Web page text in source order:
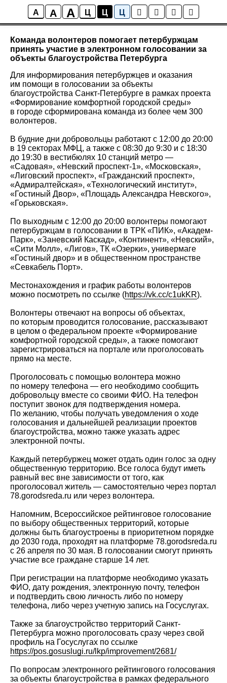
A A A Ц Ц Ц
Новости
Команда волонтеров помогает петербуржцам
принять участие в электронном голосовании за
объекты благоустройства Петербурга
Для информирования петербуржцев и оказания
им помощи в голосовании за объекты
благоустройства Санкт-Петербурге в рамках проекта
«Формирование комфортной городской среды»
в городе сформирована команда из более чем 300
волонтеров.
В будние дни добровольцы работают с 12:00 до 20:00
в 19 секторах МФЦ, а также с 08:30 до 9:30 и с 18:30
до 19:30 в вестибюлях 10 станций метро —
«Садовая», «Невский проспект-1», «Московская»,
«Лиговский проспект», «Гражданский проспект»,
«Адмиралтейская», «Технологический институт»,
«Гостиный Двор», «Площадь Александра Невского»,
«Горьковская».
По выходным с 12:00 до 20:00 волонтеры помогают
петербуржцам в голосовании в ТРК «ПИК», «Академ-
Парк», «Заневский Каскад», «Континент», «Невский»,
«Сити Молл», «Лигов», ТК «Озерки», универмаге
«Гостиный двор» и в общественном пространстве
«Севкабель Порт».
Местонахождения и график работы волонтеров
можно посмотреть по ссылке (https://vk.cc/c1ukKR).
Волонтеры отвечают на вопросы об объектах,
по которым проводится голосование, рассказывают
в целом о федеральном проекте «Формирование
комфортной городской среды», а также помогают
зарегистрироваться на портале или проголосовать
прямо на месте.
Проголосовать с помощью волонтера можно
по номеру телефона — его необходимо сообщить
добровольцу вместе со своими ФИО. На телефон
поступит звонок для подтверждения номера.
По желанию, чтобы получать уведомления о ходе
голосования и дальнейшей реализации проектов
благоустройства, можно также указать адрес
электронной почты.
Каждый петербуржец может отдать один голос за одну
общественную территорию. Все голоса будут иметь
равный вес вне зависимости от того, как
проголосовал житель — самостоятельно через портал
78.gorodsreda.ru или через волонтера.
Напомним, Всероссийское рейтинговое голосование
по выбору общественных территорий, которые
должны быть благоустроены в приоритетном порядке
до 2030 года, проходят на платформе 78.gorodsreda.ru
с 26 апреля по 30 мая. В голосовании смогут принять
участие все граждане старше 14 лет.
При регистрации на платформе необходимо указать
ФИО, дату рождения, электронную почту, телефон
и подтвердить свою личность либо по номеру
телефона, либо через учетную запись на Госуслугах.
Также за благоустройство территорий Санкт-
Петербурга можно проголосовать сразу через свой
профиль на Госуслугах по ссылке
https://pos.gosuslugi.ru/lkp/improvement/2681/
По вопросам электронного рейтингового голосования
за объекты благоустройства в рамках федерального